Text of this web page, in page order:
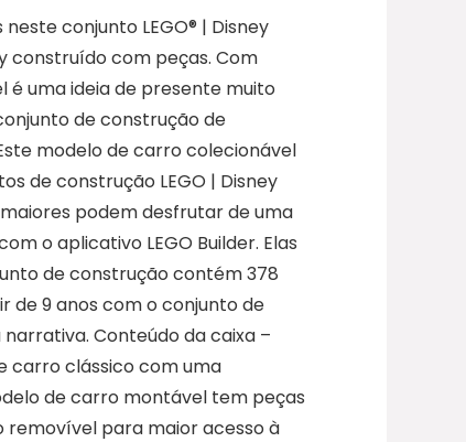
conjunto LEGO® | Disney
construído com peças. Com
uma ideia de presente muito
de construção de
modelo de carro colecionável
de construção LEGO | Disney
podem desfrutar de uma
o aplicativo LEGO Builder. Elas
de construção contém 378
de 9 anos com o conjunto de
Conteúdo da caixa –
carro clássico com uma
de carro montável tem peças
para maior acesso à